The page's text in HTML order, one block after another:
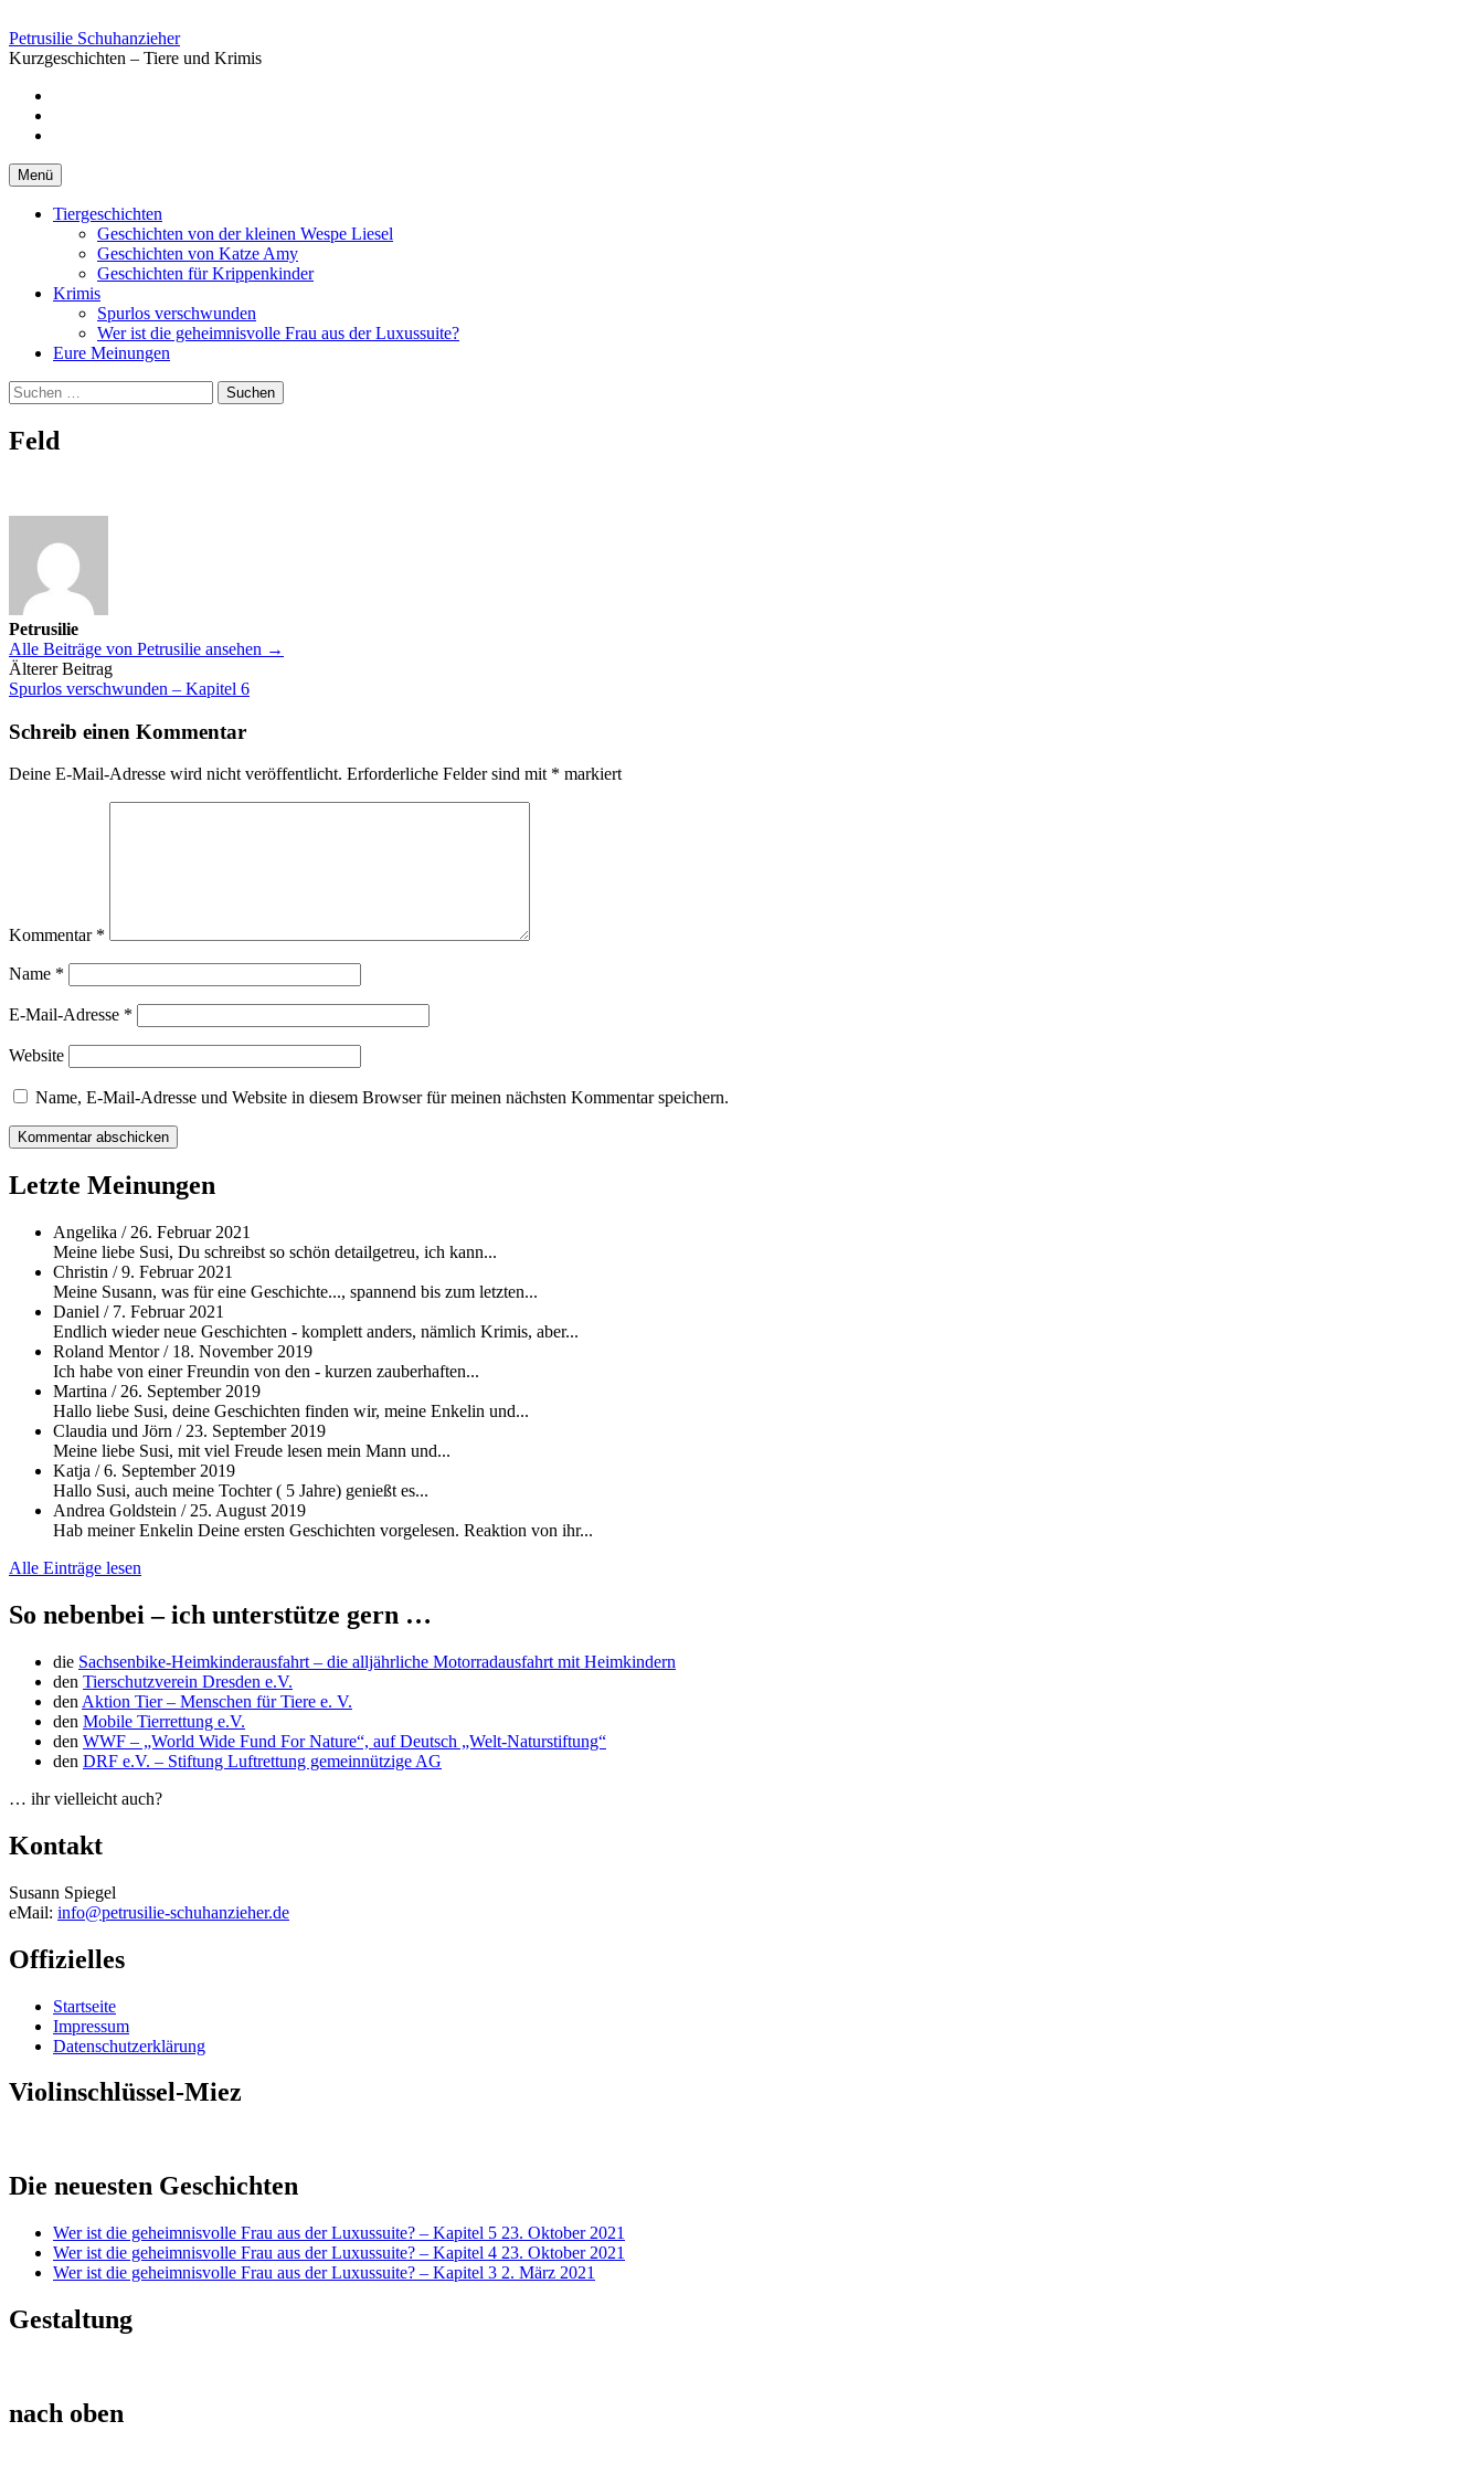
zum
Inhalt
Petrusilie Schuhanzieher
Kurzgeschichten – Tiere und Krimis
Menü
Tiergeschichten
Geschichten von der kleinen Wespe Liesel
Geschichten von Katze Amy
Geschichten für Krippenkinder
Krimis
Spurlos verschwunden
Wer ist die geheimnisvolle Frau aus der Luxussuite?
Eure Meinungen
Suchen
nach:
Feld
Petrusilie
Alle Beiträge von Petrusilie ansehen →
Beitrags-
Navigation
Älterer Beitrag
Spurlos verschwunden – Kapitel 6
Schreib einen Kommentar
Deine E-Mail-Adresse wird nicht veröffentlicht. Erforderliche Felder sind mit * markiert
Kommentar *
Name *
E-Mail-Adresse *
Website
Name, E-Mail-Adresse und Website in diesem Browser für meinen nächsten Kommentar speichern.
Letzte Meinungen
Angelika / 26. Februar 2021
Meine liebe Susi, Du schreibst so schön detailgetreu, ich kann...
Christin /9. Februar 2021
Meine Susann, was für eine Geschichte..., spannend bis zum letzten...
Daniel / 7. Februar 2021
Endlich wieder neue Geschichten - komplett anders, nämlich Krimis, aber...
Roland Mentor/ 18. November 2019
Ich habe von einer Freundin von den - kurzen zauberhaften...
Martina / 26. September 2019
Hallo liebe Susi, deine Geschichten finden wir, meine Enkelin und...
Claudia und Jörn / 23. September 2019
Meine liebe Susi, mit viel Freude lesen mein Mann und...
Katja /6. September 2019
Hallo Susi, auch meine Tochter ( 5 Jahre) genießt es...
Andrea Goldstein / 25. August 2019
Hab meiner Enkelin Deine ersten Geschichten vorgelesen. Reaktion von ihr...
Alle Einträge lesen
So nebenbei – ich unterstütze gern …
die Sachsenbike-Heimkinderausfahrt – die alljährliche Motorradausfahrt mit Heimkindern
den Tierschutzverein Dresden e.V.
den Aktion Tier – Menschen für Tiere e. V.
den Mobile Tierrettung e.V.
den WWF – „World Wide Fund For Nature“, auf Deutsch „Welt-Naturstiftung“
den DRF e.V. – Stiftung Luftrettung gemeinnützige AG
… ihr vielleicht auch?
Kontakt
Susann Spiegel
eMail: info@petrusilie-schuhanzieher.de
Offizielles
Startseite
Impressum
Datenschutzerklärung
Violinschlüssel-Miez
Die neuesten Geschichten
Wer ist die geheimnisvolle Frau aus der Luxussuite? – Kapitel 5 23. Oktober 2021
Wer ist die geheimnisvolle Frau aus der Luxussuite? – Kapitel 4 23. Oktober 2021
Wer ist die geheimnisvolle Frau aus der Luxussuite? – Kapitel 3 2. März 2021
Gestaltung
nach oben